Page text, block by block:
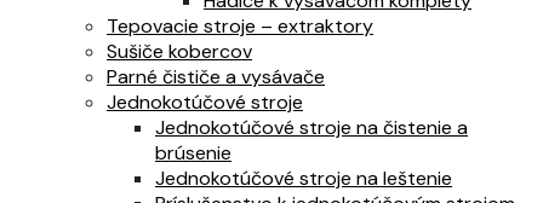
Tepovacie stroje – extraktory
Sušiče kobercov
Parné čističe a vysávače
Jednokotúčové stroje
Jednokotúčové stroje na čistenie a
brúsenie
Jednokotúčové stroje na leštenie